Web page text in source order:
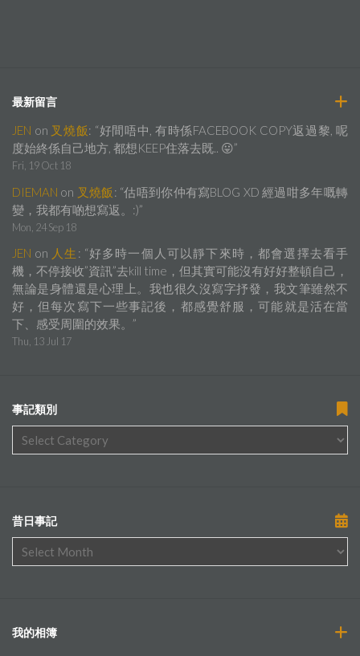
最新留言
JEN on 叉燒飯: “好間唔中, 有時係FACEBOOK COPY返過黎, 呢
度始終係自己地方, 都想KEEP住落去既.. 😛”
Fri, 19 Oct 18
DIEMAN on 叉燒飯 : “估唔到你仲有寫BLOG XD 經過咁多年嘅轉
變，我都有啲想寫返。:)”
Mon, 24 Sep 18
JEN on 人生 : “好多時一個人可以靜下來時，都會選擇去看手
機，不停接收”資訊”去kill time，但其實可能沒有好好整頓自己，
無論是身體還是心理上。我也很久沒寫字抒發，我文筆雖然不
好，但每次寫下一些事記後，都感覺舒服，可能就是活在當
下、感受周圍的效果。 ”
Thu, 13 Jul 17
事記類別
昔日事記
我的相簿